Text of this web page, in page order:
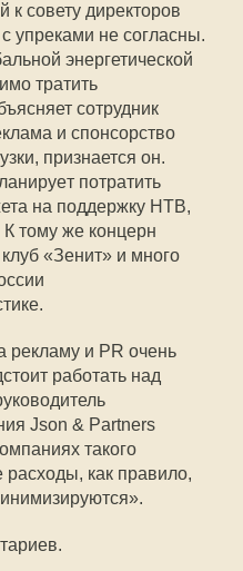
к совету директоров
упреками не согласны.
энергетической
тратить
сотрудник
и спонсорство 
признается он.
потратить
на поддержку НТВ,
тому же концерн
«Зенит» и много
рекламу и PR очень
работать над
Json & Partners
такого
как правило,